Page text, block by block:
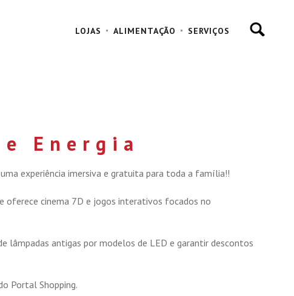
LOJAS ALIMENTAÇÃO SERVIÇOS
Energia
experiência imersiva e gratuita para toda a família!!
oferece cinema 7D e jogos interativos focados no
lâmpadas antigas por modelos de LED e garantir descontos
Portal Shopping.